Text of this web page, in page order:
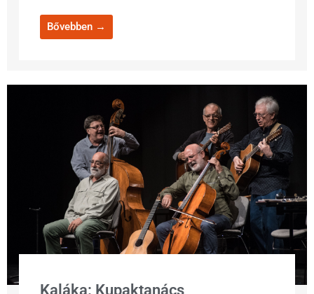
Bővebben →
Kaláka: Kupaktanács